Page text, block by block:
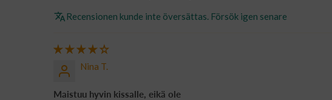
Recensionen kunde inte översättas. Försök igen senare
Nina T.
Maistuu hyvin kissalle, eikä ole